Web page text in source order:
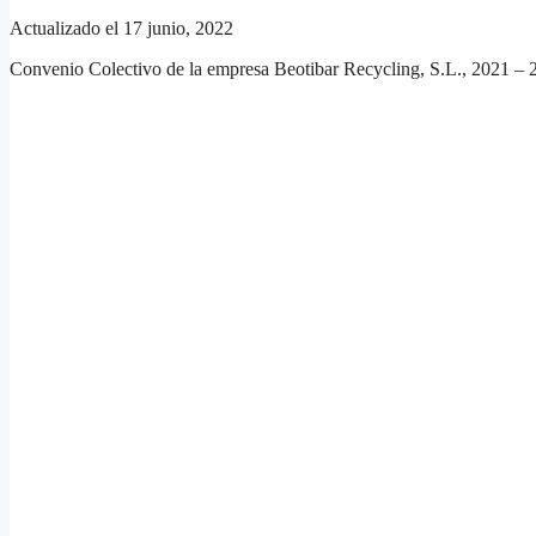
Actualizado el 17 junio, 2022
Convenio Colectivo de la empresa Beotibar Recycling, S.L., 2021 –